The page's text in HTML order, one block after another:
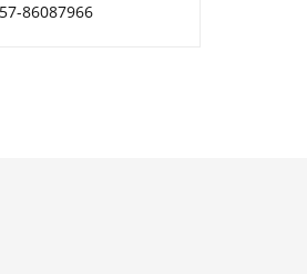
86087966